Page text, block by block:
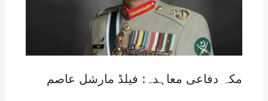
مکہ دفاعی معاہدہ: فیلڈ مارشل عاصم